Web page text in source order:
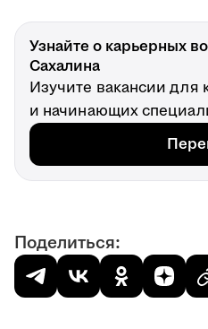
Узнайте о карьерных
Сахалина
Изучите вакансии
и начинающих
Поделиться: